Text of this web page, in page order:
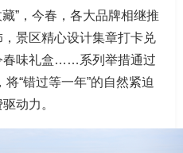
藏”，今春，各大品牌相继推
景区精心设计集章打卡兑
春味礼盒……系列举措通过
将“错过等一年”的自然紧迫
动力。